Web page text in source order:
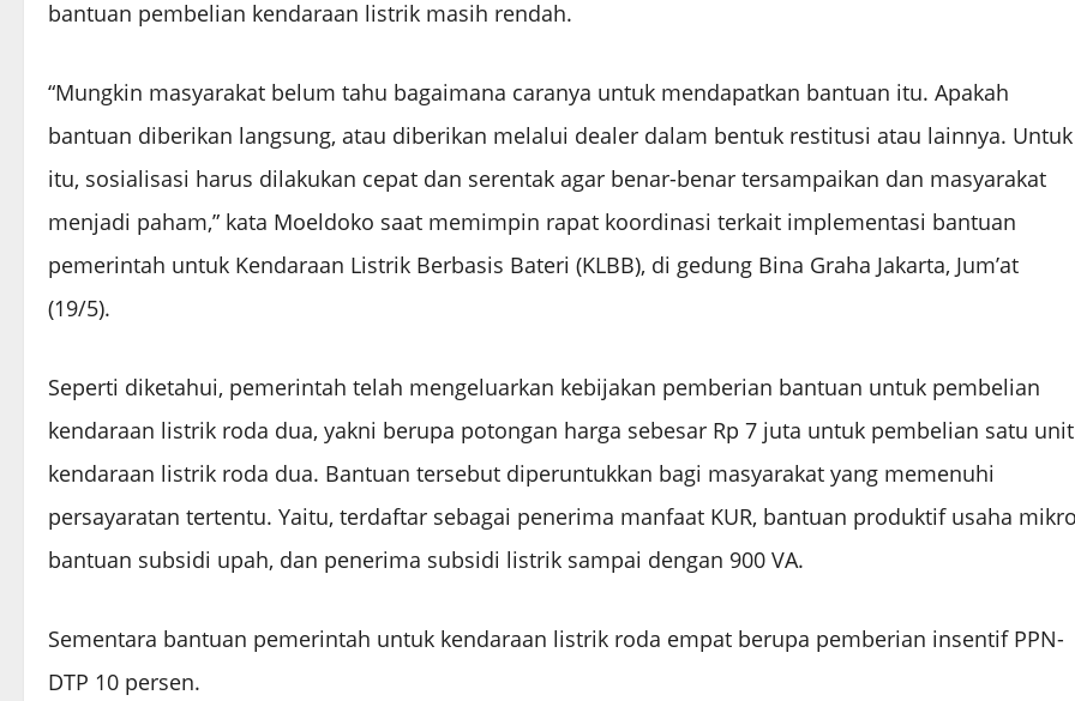
bantuan pembelian kendaraan listrik masih rendah.
“Mungkin masyarakat belum tahu bagaimana caranya untuk mendapatkan bantuan itu. Apakah
bantuan diberikan langsung, atau diberikan melalui dealer dalam bentuk restitusi atau lainnya. Untuk
itu, sosialisasi harus dilakukan cepat dan serentak agar benar-benar tersampaikan dan masyarakat
menjadi paham,” kata Moeldoko saat memimpin rapat koordinasi terkait implementasi bantuan
pemerintah untuk Kendaraan Listrik Berbasis Bateri (KLBB), di gedung Bina Graha Jakarta, Jum’at
(19/5).
Seperti diketahui, pemerintah telah mengeluarkan kebijakan pemberian bantuan untuk pembelian
kendaraan listrik roda dua, yakni berupa potongan harga sebesar Rp 7 juta untuk pembelian satu unit
kendaraan listrik roda dua. Bantuan tersebut diperuntukkan bagi masyarakat yang memenuhi
persayaratan tertentu. Yaitu, terdaftar sebagai penerima manfaat KUR, bantuan produktif usaha
bantuan subsidi upah, dan penerima subsidi listrik sampai dengan 900 VA.
Sementara bantuan pemerintah untuk kendaraan listrik roda empat berupa pemberian insentif PPN-
DTP 10 persen.